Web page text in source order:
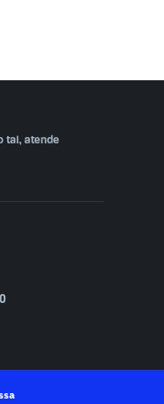
tal, atende